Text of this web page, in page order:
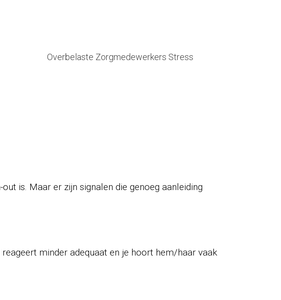
is. Maar er zijn signalen die genoeg aanleiding
minder adequaat en je hoort hem/haar vaak